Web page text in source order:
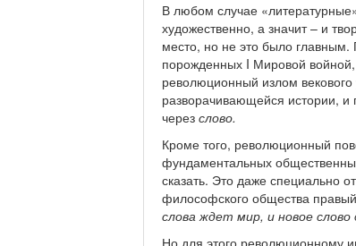
В любом случае
художественно, а значит – и
место, но не это было
порожденных I Мировой
революционный излом
разворачивающейся истории, и
через слово.
Кроме того, революционный
фундаментальных
сказать. Это даже специально
философского общества
слова ждет мир, и новое
Но для этого революционному